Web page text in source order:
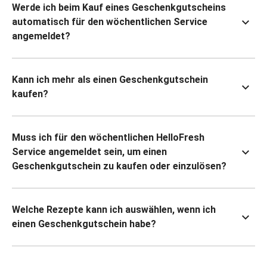
Werde ich beim Kauf eines Geschenkgutscheins
automatisch für den wöchentlichen Service
angemeldet?
Kann ich mehr als einen Geschenkgutschein
kaufen?
Muss ich für den wöchentlichen HelloFresh
Service angemeldet sein, um einen
Geschenkgutschein zu kaufen oder einzulösen?
Welche Rezepte kann ich auswählen, wenn ich
einen Geschenkgutschein habe?